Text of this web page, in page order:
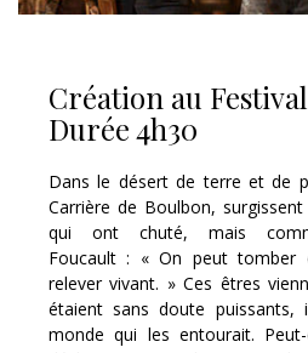
Création au
Durée 4h30
Dans le désert de terre et de
Carrière de Boulbon,
qui ont chuté, mais
Foucault : « On peut tomber
relever vivant. » Ces êtres
étaient sans doute puissants,
monde qui les entourait.